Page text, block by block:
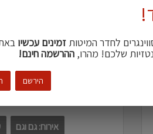
בגדים סקסיים
אירוח: גם וגם
לחדר המיטותזמינים עכשיו
שלכם! מהרו,ההרשמה חינם!
הירשם